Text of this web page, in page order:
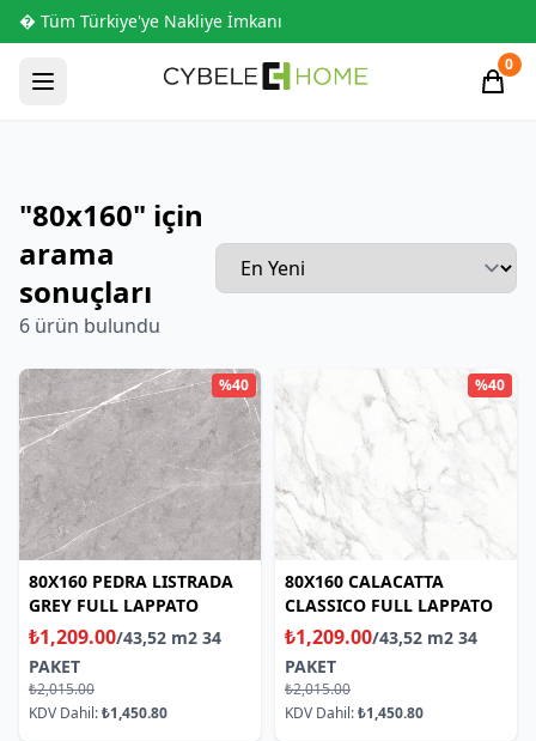
� Tüm Türkiye'ye Nakliye İmkanı
0
"80x160" için
arama
sonuçları
6 ürün bulundu
%40
80X160 PEDRA LISTRADA
GREY FULL LAPPATO
₺1,209.00/43,52 m2 34
PAKET
₺2,015.00
KDV Dahil:₺1,450.80
%40
80X160 CALACATTA
CLASSICO FULL LAPPATO
₺1,209.00/43,52 m2 34
PAKET
₺2,015.00
KDV Dahil:₺1,450.80